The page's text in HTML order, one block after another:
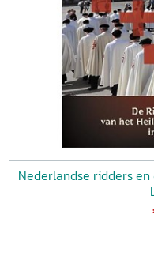
Nederlandse ridders